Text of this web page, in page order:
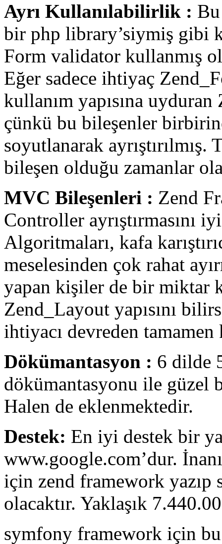
Ayrı Kullanılabilirlik :
bir php library’siymiş gibi
Form validator kullanmış
Eğer sadece ihtiyaç
kullanım yapısına
çünkü bu bileşenler
soyutlanarak
bileşen olduğu zamanlar
MVC Bileşenleri : Zend
Controller ayrıştırmasını
Algoritmaları, kafa
meselesinden çok rahat
yapan kişiler de bir miktar
Zend_Layout yapısını
ihtiyacı devreden
Dökümantasyon : 6 dilde
dökümantasyonu ile güzel
Halen de eklenmektedir.
Destek: En iyi destek bir
www.google.com’dur.
için zend framework yazıp
olacaktır. Yaklaşık
symfony framework için